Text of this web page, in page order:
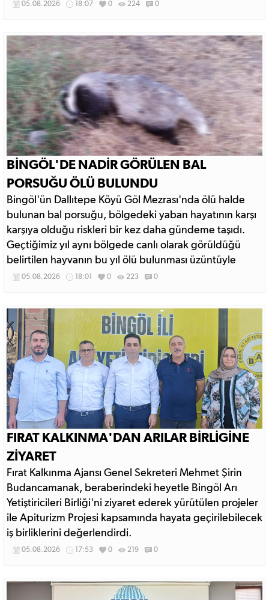
05.08.2026 18:07 0 224 0
BİNGÖL'DE NADİR GÖRÜLEN BAL
PORSUĞU ÖLÜ BULUNDU
Bingöl'ün Dallıtepe Köyü Göl Mezrası'nda ölü halde
bulunan bal porsuğu, bölgedeki yaban hayatının karşı
karşıya olduğu riskleri bir kez daha gündeme taşıdı.
Geçtiğimiz yıl aynı bölgede canlı olarak görüldüğü
belirtilen hayvanın bu yıl ölü bulunması üzüntüyle
karşılandı.
05.08.2026 18:01 0 223 0
FIRAT KALKINMA'DAN ARILAR BİRLİGİNE
ZİYARET
Fırat Kalkınma Ajansı Genel Sekreteri Mehmet Şirin
Budancamanak, beraberindeki heyetle Bingöl Arı
Yetiştiricileri Birliği'ni ziyaret ederek yürütülen projeler
ile Apiturizm Projesi kapsamında hayata geçirilebilecek
iş birliklerini değerlendirdi.
05.08.2026 17:53 0 219 0